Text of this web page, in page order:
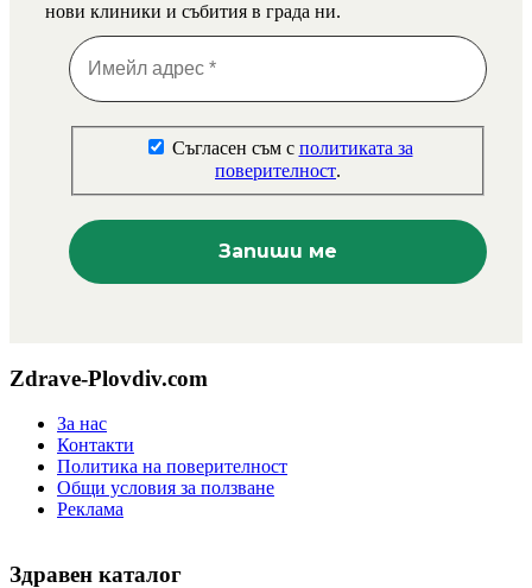
нови клиники и събития в града ни.
Съгласен съм с политиката за
поверителност.
Zdrave-Plovdiv.com
За нас
Контакти
Политика на поверителност
Общи условия за ползване
Реклама
Здравен каталог